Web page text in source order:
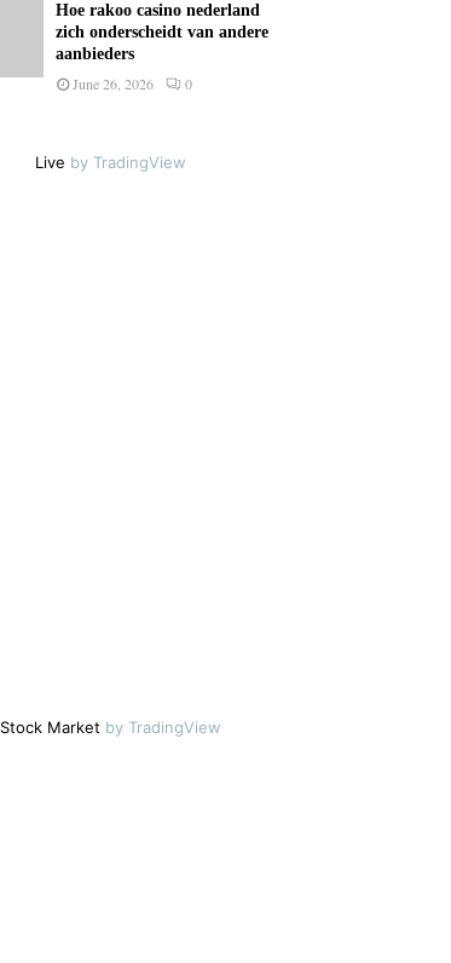
Hoe rakoo casino nederland
zich onderscheidt van andere
aanbieders
June 26, 2026 0
Live by TradingView
Stock Marketby TradingView